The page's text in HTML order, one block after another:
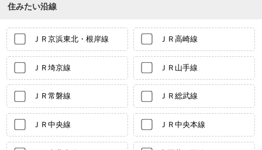
住みたい沿線
ＪＲ京浜東北・根岸線 ＪＲ高崎線
ＪＲ埼京線 ＪＲ山手線
ＪＲ常磐線 ＪＲ総武線
ＪＲ中央線 ＪＲ中央本線